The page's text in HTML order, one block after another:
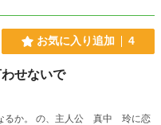
お気に入り追加 4
せないで
るか。 の、主人公 真中 玲に恋